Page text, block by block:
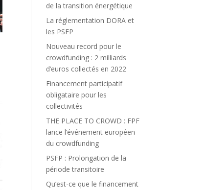
de la transition énergétique
La réglementation DORA et
les PSFP
Nouveau record pour le
crowdfunding : 2 milliards
d’euros collectés en 2022
Financement participatif
obligataire pour les
collectivités
THE PLACE TO CROWD : FPF
lance l’événement européen
du crowdfunding
PSFP : Prolongation de la
période transitoire
Qu’est-ce que le financement